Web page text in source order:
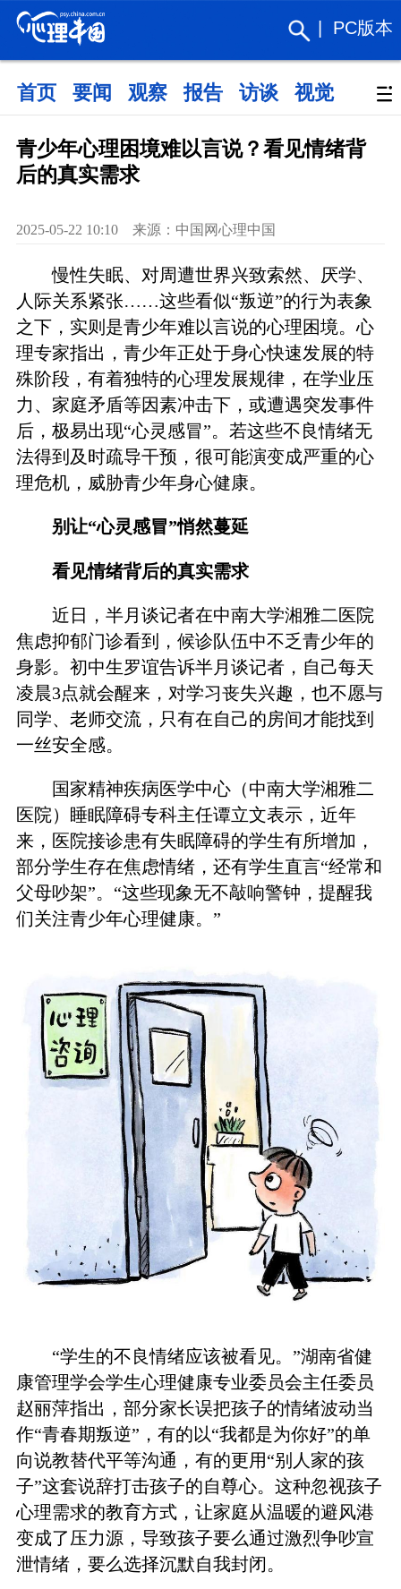
PC版本
首页 要闻 观察 报告 访谈 视觉 政策
青少年心理困境难以言说？看见情绪背
后的真实需求
2025-05-22 10:10 来源：中国网心理中国
慢性失眠、对周遭世界兴致索然、厌学、
人际关系紧张……这些看似“叛逆”的行为表象
之下，实则是青少年难以言说的心理困境。心
理专家指出，青少年正处于身心快速发展的特
殊阶段，有着独特的心理发展规律，在学业压
力、家庭矛盾等因素冲击下，或遭遇突发事件
后，极易出现“心灵感冒”。若这些不良情绪无
法得到及时疏导干预，很可能演变成严重的心
理危机，威胁青少年身心健康。
别让“心灵感冒”悄然蔓延
看见情绪背后的真实需求
近日，半月谈记者在中南大学湘雅二医院
焦虑抑郁门诊看到，候诊队伍中不乏青少年的
身影。初中生罗谊告诉半月谈记者，自己每天
凌晨3点就会醒来，对学习丧失兴趣，也不愿与
同学、老师交流，只有在自己的房间才能找到
一丝安全感。
国家精神疾病医学中心（中南大学湘雅二
医院）睡眠障碍专科主任谭立文表示，近年
来，医院接诊患有失眠障碍的学生有所增加，
部分学生存在焦虑情绪，还有学生直言“经常和
父母吵架”。“这些现象无不敲响警钟，提醒我
们关注青少年心理健康。”
“学生的不良情绪应该被看见。”湖南省健
康管理学会学生心理健康专业委员会主任委员
赵丽萍指出，部分家长误把孩子的情绪波动当
作“青春期叛逆”，有的以“我都是为你好”的单
向说教替代平等沟通，有的更用“别人家的孩
子”这套说辞打击孩子的自尊心。这种忽视孩子
心理需求的教育方式，让家庭从温暖的避风港
变成了压力源，导致孩子要么通过激烈争吵宣
泄情绪，要么选择沉默自我封闭。